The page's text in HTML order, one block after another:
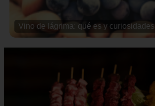
Vino de lágrima: qué es y curiosidades